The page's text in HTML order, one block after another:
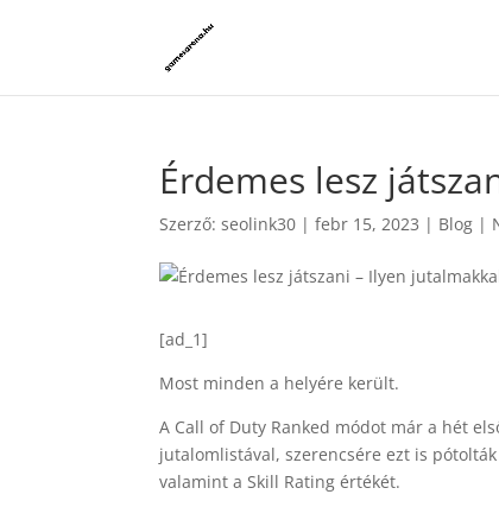
Érdemes lesz
Szerző:seolink30 |febr 15, 2023 | Blog |
[ad_1]
Most minden a helyére került.
A Call of Duty Ranked módot már a hét
jutalomlistával, szerencsére ezt is
valamint a Skill Rating értékét.